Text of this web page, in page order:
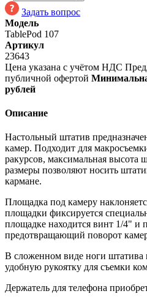
Задать вопрос
Модель
TablePod 107
Артикул
23643
Цена указана с учётом НДС
публичной офертой
рублей
Описание
Настольный штатив
камер. Подходит для
ракурсов, максимальная
размеры позволяют носить
кармане.
Площадка под камеру
площадки фиксируется
площадке находится винт 1/4"
предотвращающий поворот
В сложенном виде ноги штатива
удобную рукоятку для съемки
Держатель для телефона